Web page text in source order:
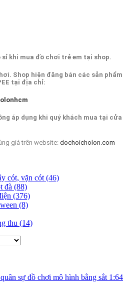
khi mua đồ chơi trẻ em tại shop.
Shop hiện đăng bán các sản phẩm
tại địa chỉ:
áp dụng khi quý khách mua tại cửa
giá trên website: dochoicholon.com
cót, vặn cót (46)
đà (88)
(376)
(8)
thu (14)